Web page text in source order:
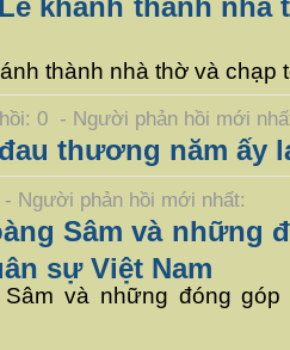
khánh thành nhà
thành nhà thờ và chạp
0 - Người phản hồi mới
thương năm ấy
Người phản hồi mới nhất:
Sâm và những
sự Việt Nam
và những đóng